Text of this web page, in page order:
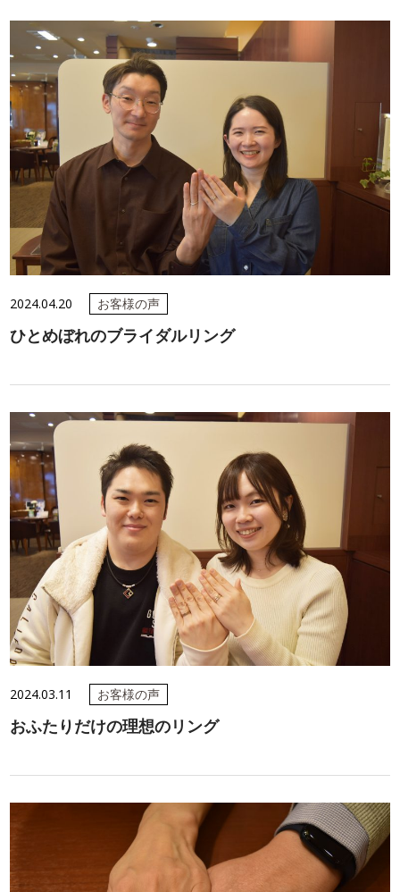
2024.04.20 お客様の声
ひとめぼれのブライダルリング
2024.03.11 お客様の声
おふたりだけの理想のリング